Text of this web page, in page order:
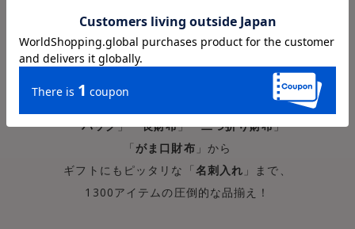
Kanmi.へ
東京・浅草にアトリエを構える日本製の
「バッグ」「長財布」「二つ折り財布」
「 がま口財布 」から
ギフトにもピッタリな「名刺入れ 」まで、
1300アイテムの圧倒的な品揃え！